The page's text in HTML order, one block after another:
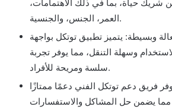
شريك حياة، بما في ذلك الاهتمامات،
العمر، الجنس، والجنسية.
وبسيطة: يتميز تطبيق توتكل بواجهة
وسهلة التنقل، مما يوفر تجربة
سلسة ومريحة للأفراد.
فريق دعم توتكل الفني دعمًا ممتازًا
مما يضمن حل المشاكل والاستفسارات